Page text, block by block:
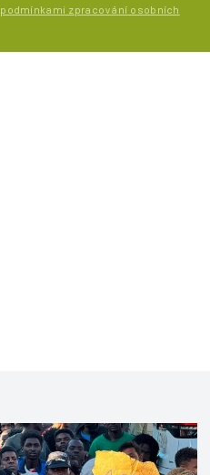
podmínkami zpracování osobních